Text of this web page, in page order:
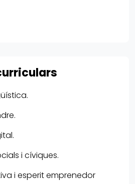
i cíviques.
i esperit emprenedor